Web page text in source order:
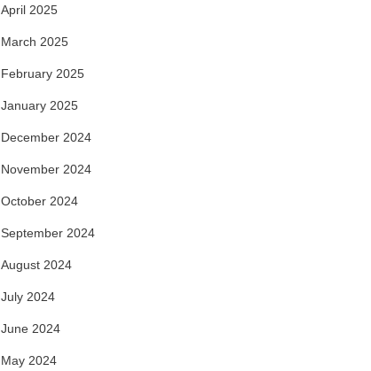
April 2025
March 2025
February 2025
January 2025
December 2024
November 2024
October 2024
September 2024
August 2024
July 2024
June 2024
May 2024